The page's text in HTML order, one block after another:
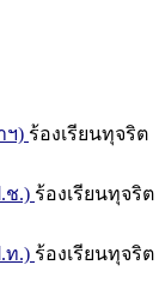
ฯ) ร้องเรียนทุจริต
ช.) ร้องเรียนทุจริต
ท.) ร้องเรียนทุจริต